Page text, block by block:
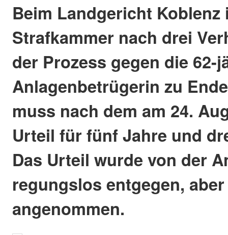
Beim Landgericht Koblenz
Strafkammer nach drei
der Prozess gegen die 62-
Anlagenbetrügerin zu
muss nach dem am 24.
Urteil für fünf Jahre und
Das Urteil wurde von der
regungslos entgegen,
angenommen.